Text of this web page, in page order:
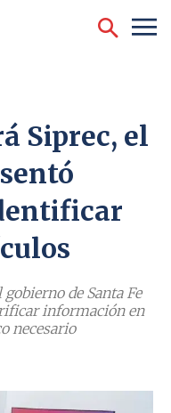
Siprec, el
de Santa Fe
información en
necesario